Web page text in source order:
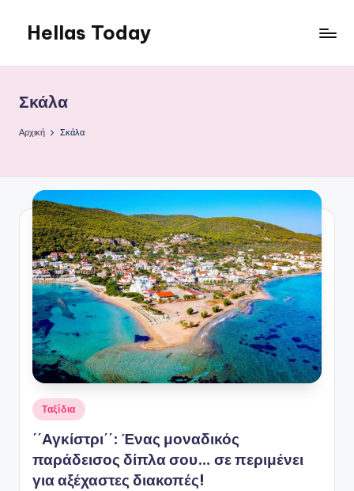
Μετάβαση
περιεχόμενο
Hellas Today
Σκάλα
Αρχική Σκάλα
Αναρτήθηκε
σε
Ταξίδια
΄΄Αγκίστρι΄΄: Ένας μοναδικός
παράδεισος δίπλα σου… σε περιμένει
για αξέχαστες διακοπές!